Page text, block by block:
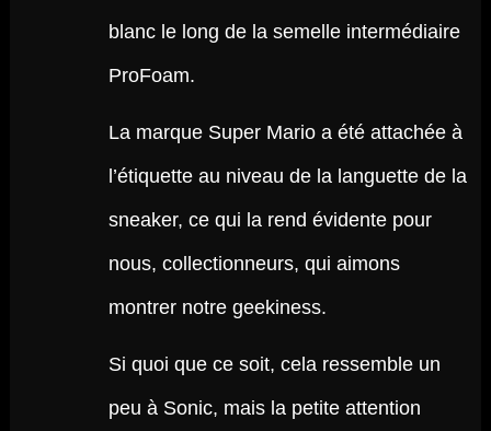
blanc le long de la semelle intermédiaire
ProFoam.
La marque Super Mario a été attachée à
l’étiquette au niveau de la languette de la
sneaker, ce qui la rend évidente pour
nous, collectionneurs, qui aimons
montrer notre geekiness.
Si quoi que ce soit, cela ressemble un
peu à Sonic, mais la petite attention